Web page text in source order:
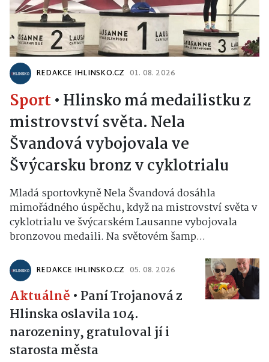
REDAKCE IHLINSKO.CZ 01. 08. 2026
Sport • Hlinsko má medailistku z
mistrovství světa. Nela
Švandová vybojovala ve
Švýcarsku bronz v cyklotrialu
Mladá sportovkyně Nela Švandová dosáhla
mimořádného úspěchu, když na mistrovství světa v
cyklotrialu ve švýcarském Lausanne vybojovala
bronzovou medaili. Na světovém šamp...
REDAKCE IHLINSKO.CZ 05. 08. 2026
Aktuálně • Paní Trojanová z
Hlinska oslavila 104.
narozeniny, gratuloval jí i
starosta města